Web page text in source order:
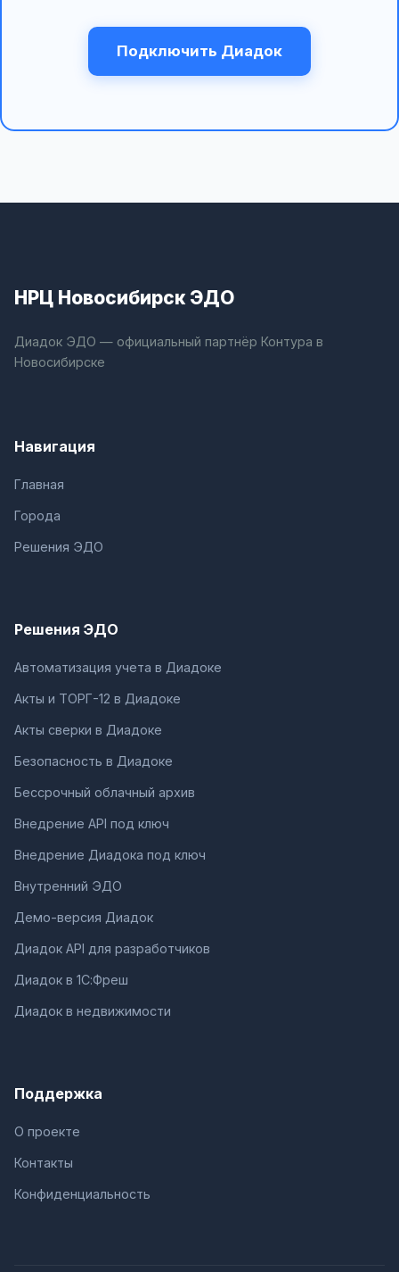
Подключить Диадок
НРЦ Новосибирск ЭДО
Диадок ЭДО — официальный партнёр Контура в
Новосибирске
Навигация
Главная
Города
Решения ЭДО
Решения ЭДО
Автоматизация учета в Диадоке
Акты и ТОРГ-12 в Диадоке
Акты сверки в Диадоке
Безопасность в Диадоке
Бессрочный облачный архив
Внедрение API под ключ
Внедрение Диадока под ключ
Внутренний ЭДО
Демо-версия Диадок
Диадок API для разработчиков
Диадок в 1С:Фреш
Диадок в недвижимости
Поддержка
О проекте
Контакты
Конфиденциальность